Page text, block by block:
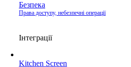
Безпека
Права доступу, небезпечні операції
Інтеграції
Kitchen Screen